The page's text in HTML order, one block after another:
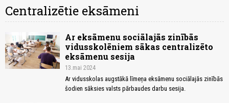
Centralizētie eksāmeni
Ar eksāmenu sociālajās zinībās
vidusskolēniem sākas centralizēto
eksāmenu sesija
13.mai 2024
Ar vidusskolas augstākā līmeņa eksāmenu sociālajās zinībās
šodien sāksies valsts pārbaudes darbu sesija.